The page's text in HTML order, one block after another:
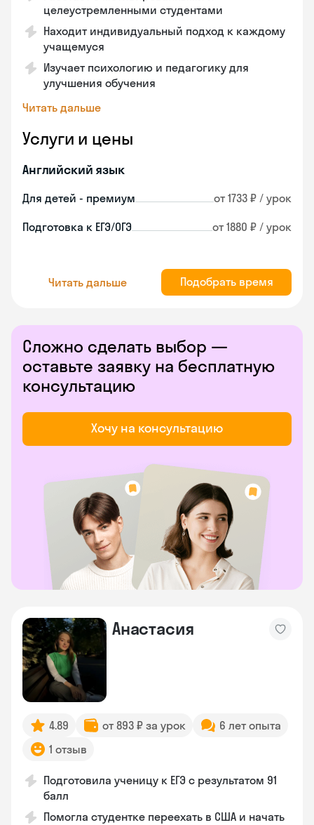
целеустремленными студентами
Находит индивидуальный подход к каждому
учащемуся
Изучает психологию и педагогику для
улучшения обучения
Читать дальше
Услуги и цены
Английский язык
Для детей - премиум от 1733 ₽ / урок
Подготовка к ЕГЭ/ОГЭ от 1880 ₽ / урок
Читать дальше Подобрать время
Сложно сделать выбор —
оставьте заявку на бесплатную
консультацию
Хочу на консультацию
Анастасия
4.89 от 893 ₽ за урок
6 лет опыта
1 отзыв
Подготовила ученицу к ЕГЭ с результатом 91
балл
Помогла студентке переехать в США и начать